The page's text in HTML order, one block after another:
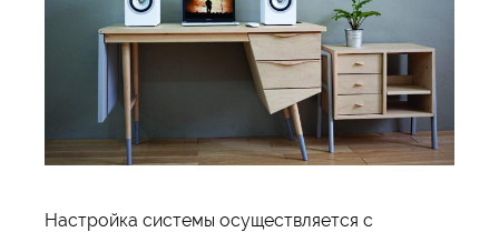
Настройка системы осуществляется с